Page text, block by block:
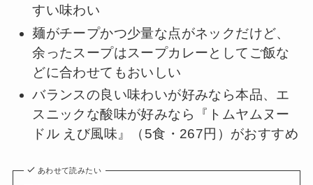
すい味わい
麺がチープかつ少量な点がネックだけど、
余ったスープはスープカレーとしてご飯な
どに合わせてもおいしい
バランスの良い味わいが好みなら本品、エ
スニックな酸味が好みなら『トムヤムヌー
ドル えび風味』（5食・267円）がおすすめ
あわせて読みたい